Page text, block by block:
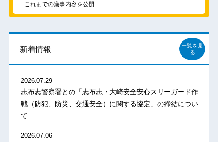
これまでの議事内容を公開
新着情報
一覧を見
る
2026.07.29
志布志警察署との「志布志・大崎安全安心スリーガード作
戦（防犯、防災、交通安全）に関する協定」の締結につい
て
2026.07.06